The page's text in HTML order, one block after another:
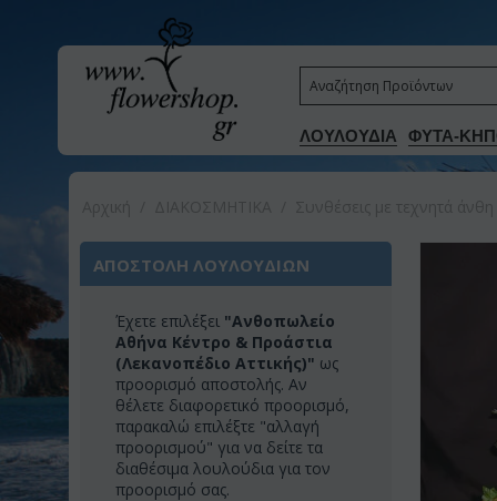
ΛΟΥΛΟΥΔΙΑ ΦΥΤΑ-
ΑΠΟΣΤΟΛΗ ΛΟΥΛΟΥΔΙΩΝ
Έχετε επιλέξει "Ανθοπωλείο
Αθήνα Κέντρο & Προάστια
(Λεκανοπέδιο Αττικής)" ως
προορισμό αποστολής. Αν
θέλετε διαφορετικό προορισμό,
παρακαλώ επιλέξτε "αλλαγή
προορισμού" για να δείτε τα
διαθέσιμα λουλούδια για τον
προορισμό σας.